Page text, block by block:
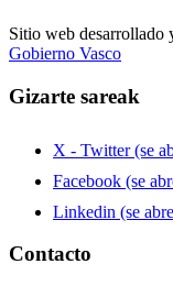
Sitio web desarrollado
Gobierno Vasco
Gizarte sareak
X - Twitter (se
Facebook (se
Linkedin (se
Contacto